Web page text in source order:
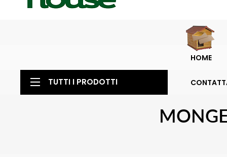
HOME
TUTTI I PRODOTTI